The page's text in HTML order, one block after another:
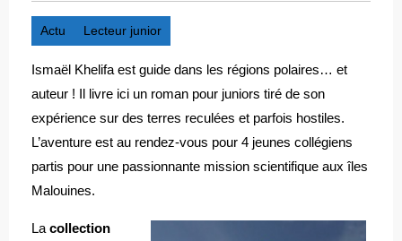
Actu Lecteur junior
Ismaël Khelifa est guide dans les régions polaires… et
auteur ! Il livre ici un roman pour juniors tiré de son
expérience sur des terres reculées et parfois hostiles.
L’aventure est au rendez-vous pour 4 jeunes collégiens
partis pour une passionnante mission scientifique aux îles
Malouines.
La collection